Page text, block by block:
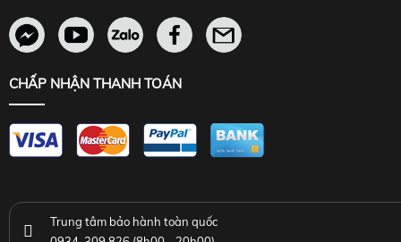
CHẤP NHẬN THANH TOÁN
Trung tâm bảo hành toàn quốc